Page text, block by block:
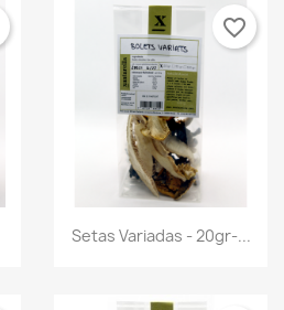
Vista rápida
Setas Variadas - 20gr-...
favorite_border